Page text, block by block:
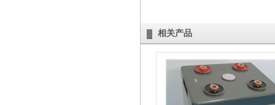
相关产品